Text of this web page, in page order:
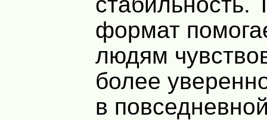
формат
людям
более
в